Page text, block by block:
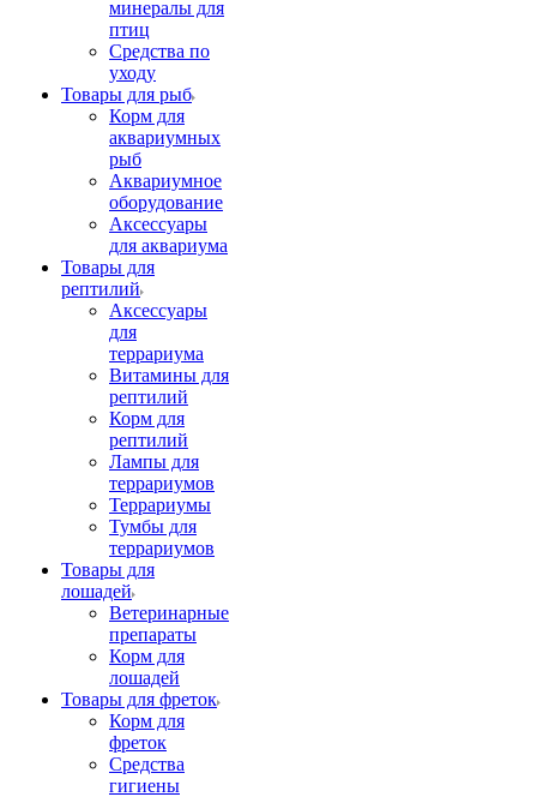
минералы для
птиц
Средства по
уходу
Товары для рыб
Корм для
аквариумных
рыб
Аквариумное
оборудование
Аксессуары
для аквариума
Товары для
рептилий
Аксессуары
для
террариума
Витамины для
рептилий
Корм для
рептилий
Лампы для
террариумов
Террариумы
Тумбы для
террариумов
Товары для
лошадей
Ветеринарные
препараты
Корм для
лошадей
Товары для фреток
Корм для
фреток
Средства
гигиены